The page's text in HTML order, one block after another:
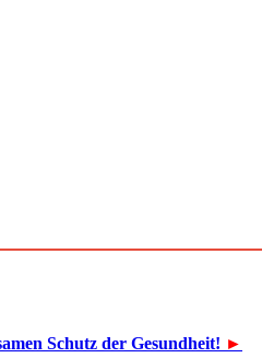
Schutz der Gesundheit! ►